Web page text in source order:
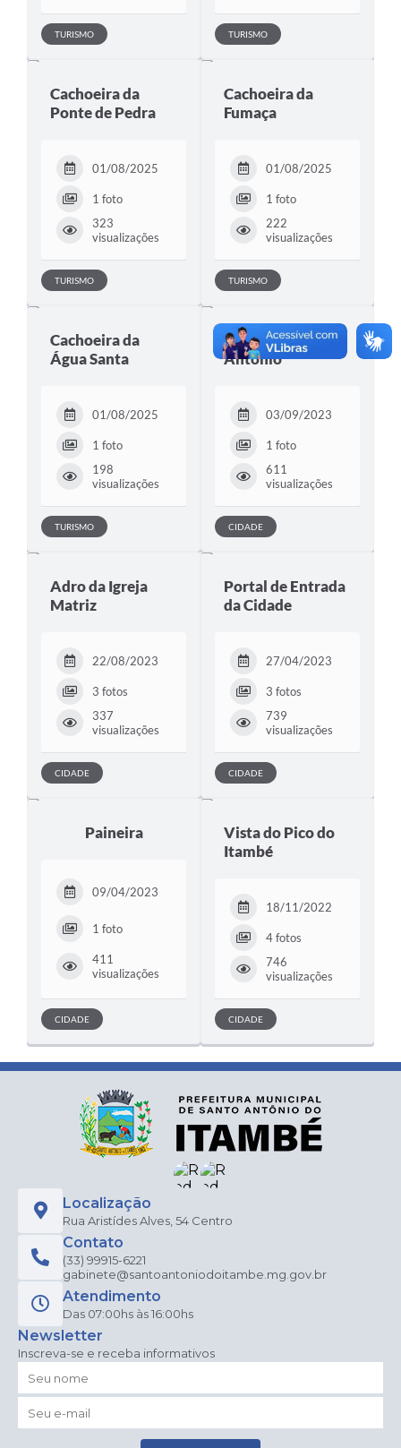
TURISMO TURISMO
Cachoeira da
Ponte de Pedra
01/08/2025
1 foto
323
visualizações
TURISMO
Cachoeira da
Fumaça
01/08/2025
1 foto
222
visualizações
TURISMO
Cachoeira da
Água Santa
01/08/2025
1 foto
198
visualizações
TURISMO
Praça Santo
Antônio
03/09/2023
1 foto
611
visualizações
CIDADE
Adro da Igreja
Matriz
22/08/2023
3 fotos
337
visualizações
CIDADE
Portal de Entrada
da Cidade
27/04/2023
3 fotos
739
visualizações
CIDADE
Paineira
09/04/2023
1 foto
411
visualizações
CIDADE
Vista do Pico do
Itambé
18/11/2022
4 fotos
746
visualizações
CIDADE
Localização
Rua Aristídes Alves, 54 Centro
Contato
(33) 99915-6221
gabinete@santoantoniodoitambe.mg.gov.br
Atendimento
Das 07:00hs às 16:00hs
Newsletter
Inscreva-se e receba informativos